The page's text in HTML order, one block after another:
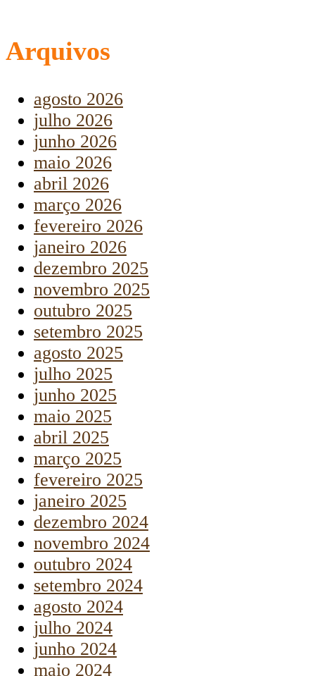
Arquivos
agosto 2026
julho 2026
junho 2026
maio 2026
abril 2026
março 2026
fevereiro 2026
janeiro 2026
dezembro 2025
novembro 2025
outubro 2025
setembro 2025
agosto 2025
julho 2025
junho 2025
maio 2025
abril 2025
março 2025
fevereiro 2025
janeiro 2025
dezembro 2024
novembro 2024
outubro 2024
setembro 2024
agosto 2024
julho 2024
junho 2024
maio 2024